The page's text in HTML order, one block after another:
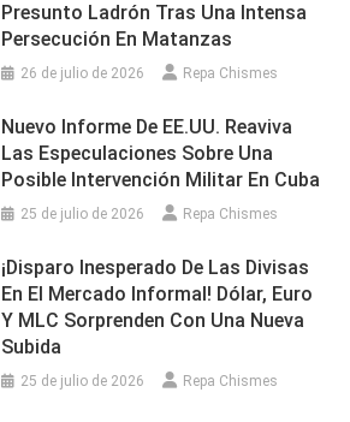
Presunto Ladrón Tras Una Intensa
Persecución En Matanzas
26 de julio de 2026 Repa Chismes
Nuevo Informe De EE.UU. Reaviva
Las Especulaciones Sobre Una
Posible Intervención Militar En Cuba
25 de julio de 2026 Repa Chismes
¡Disparo Inesperado De Las Divisas
En El Mercado Informal! Dólar, Euro
Y MLC Sorprenden Con Una Nueva
Subida
25 de julio de 2026 Repa Chismes